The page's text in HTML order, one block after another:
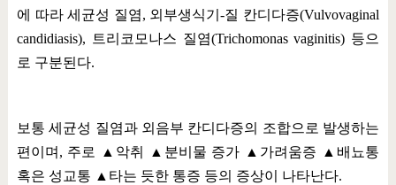
에 따라 세균성 질염, 외부생식기-질 칸디다증(Vulvovaginal
candidiasis),
트리코모나스 질염(Trichomonas vaginitis) 등으
로 구분된다.
보통 세균성 질염과 외음부 칸디다증의 조합으로 발생하는
편이며 , 주로 ▲ 악취 ▲ 분비물 증가 ▲ 가려움증 ▲ 배뇨통
혹은 성교통 ▲ 타는 듯한 통증 등의 증상이 나타난다.